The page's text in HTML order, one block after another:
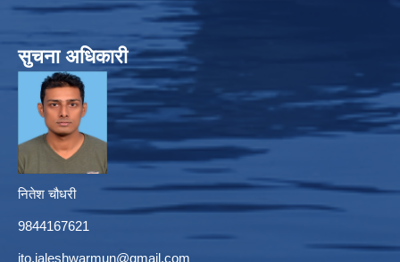
सुचना अधिकारी
नितेश चौधरी
9844167621
ito.jaleshwarmun@gmail.com